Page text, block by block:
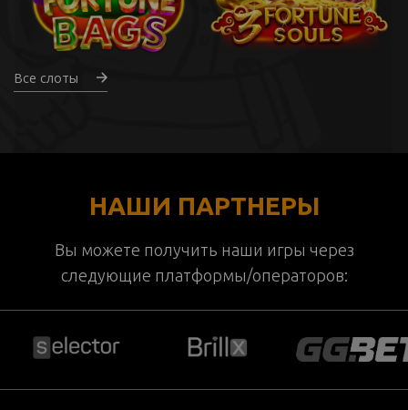
Все слоты
НАШИ ПАРТНЕРЫ
Вы можете получить наши игры через
следующие платформы/операторов: